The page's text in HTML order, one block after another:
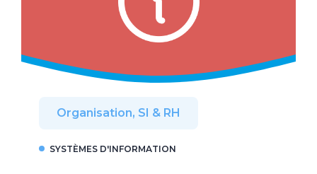
Organisation, SI & RH
SYSTÈMES D'INFORMATION